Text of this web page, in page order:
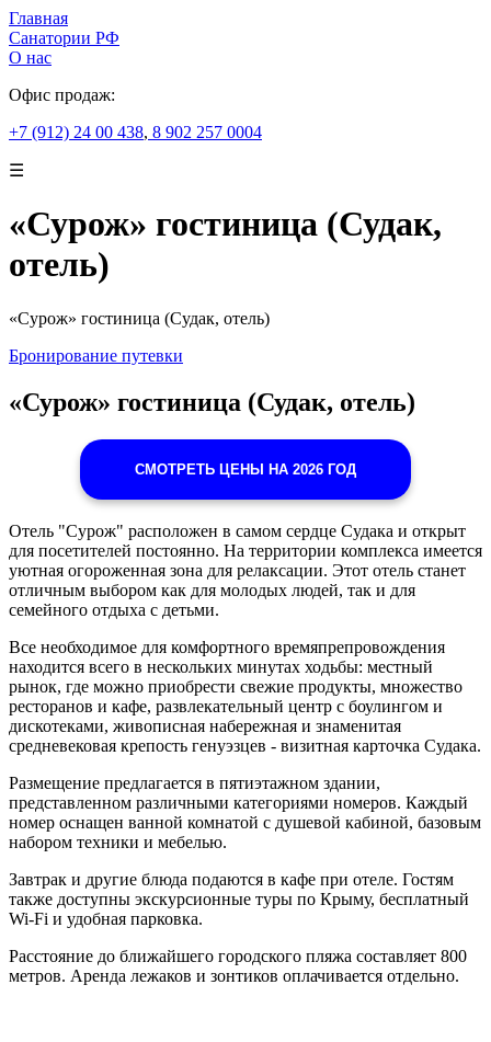
Главная
Санатории РФ
О нас
Офис продаж:
+7 (912) 24 00 438, 8 902 257 0004
☰
«Сурож» гостиница (Судак,
отель)
«Сурож» гостиница (Судак, отель)
Бронирование путевки
«Сурож» гостиница (Судак, отель)
СМОТРЕТЬ ЦЕНЫ НА 2026 ГОД
Отель "Сурож" расположен в самом сердце Судака и открыт
для посетителей постоянно. На территории комплекса имеется
уютная огороженная зона для релаксации. Этот отель станет
отличным выбором как для молодых людей, так и для
семейного отдыха с детьми.
Все необходимое для комфортного времяпрепровождения
находится всего в нескольких минутах ходьбы: местный
рынок, где можно приобрести свежие продукты, множество
ресторанов и кафе, развлекательный центр с боулингом и
дискотеками, живописная набережная и знаменитая
средневековая крепость генуэзцев - визитная карточка Судака.
Размещение предлагается в пятиэтажном здании,
представленном различными категориями номеров. Каждый
номер оснащен ванной комнатой с душевой кабиной, базовым
набором техники и мебелью.
Завтрак и другие блюда подаются в кафе при отеле. Гостям
также доступны экскурсионные туры по Крыму, бесплатный
Wi-Fi и удобная парковка.
Расстояние до ближайшего городского пляжа составляет 800
метров. Аренда лежаков и зонтиков оплачивается отдельно.